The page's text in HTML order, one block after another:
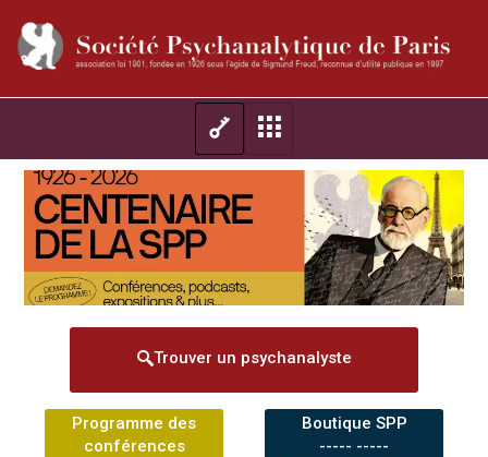
Trouver un psychanalyste
Programme des
conférences
Boutique SPP
----- -----